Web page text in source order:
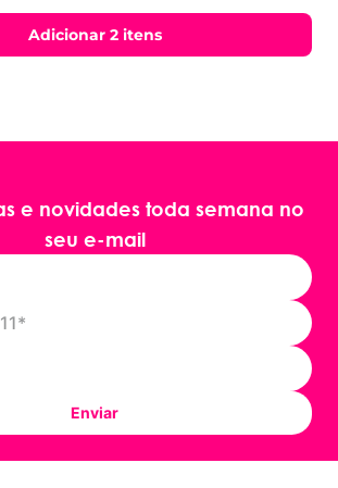
Adicionar 2 itens
e novidades toda semana no
seu e-mail
Enviar